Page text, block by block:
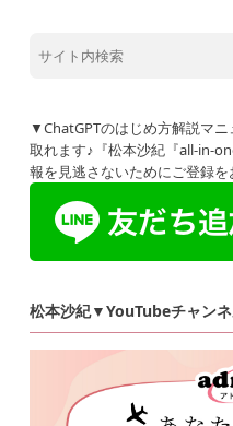
▼ChatGPTのはじめ方解説マ
取れます♪『松本沙紀『all-in-
報を見逃さないためにご登録を
松本沙紀▼YouTubeチャン